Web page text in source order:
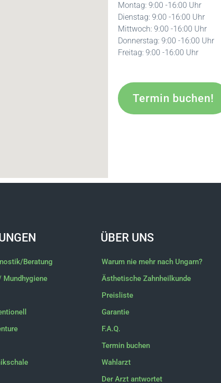
Montag: 9:00 -16:00 Uhr
Dienstag: 9:00 -16:00 Uhr
Mittwoch: 9:00 -16:00 Uhr
Donnerstag: 9:00 -16:00 Uhr
Freitag: 9:00 -16:00 Uhr
Termin buchen!
Beratung
ÜBER UNS
Warum nie mehr nach Ungarn?
Ästhetische Zahnheilkunde
Preisliste
Garantie
F.A.Q.
Termin buchen
Wahlarzt
Der Arzt antwortet